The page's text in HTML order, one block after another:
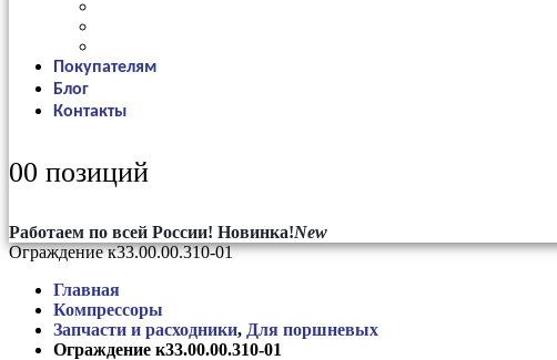
Покупателям
Блог
Контакты
00 позиций
Работаем по всей России! Новинка!New
Ограждение к33.00.00.310-01
Главная
Компрессоры
Запчасти и расходники, Для поршневых
Ограждение к33.00.00.310-01